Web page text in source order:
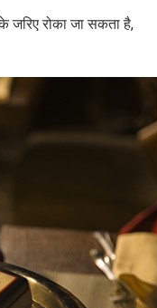
रोका जा सकता है,